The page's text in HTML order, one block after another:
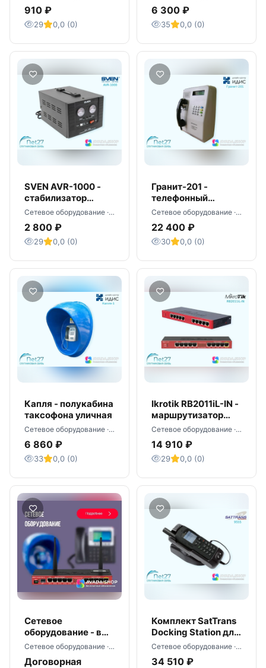
910 ₽
29 0,0 (0)
6 300 ₽
35 0,0 (0)
SVEN AVR-1000 -
стабилизатор
сетевой оптом
Сетевое оборудование · Москва
2 800 ₽
29 0,0 (0)
Гранит-201 -
телефонный
аппарат уличный
Сетевое оборудование · Москва
22 400 ₽
30 0,0 (0)
Капля - полукабина
таксофона уличная
Сетевое оборудование · Москва
6 860 ₽
33 0,0 (0)
Ikrotik RB2011iL-IN -
маршрутизатор
оптом
Сетевое оборудование · Москва
14 910 ₽
29 0,0 (0)
Сетевое
оборудование - в
наличии со складаСетевое оборудование · Москва
Договорная
Комплект SatTrans
Docking Station для
Iridium 9555
Сетевое оборудование · Москва
34 510 ₽